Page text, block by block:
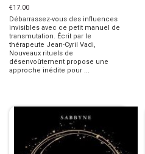
€17.00
Débarrassez-vous des influences
invisibles avec ce petit manuel de
transmutation. Écrit par le
thérapeute Jean-Cyril Vadi,
Nouveaux rituels de
désenvoûtement propose une
approche inédite pour ...